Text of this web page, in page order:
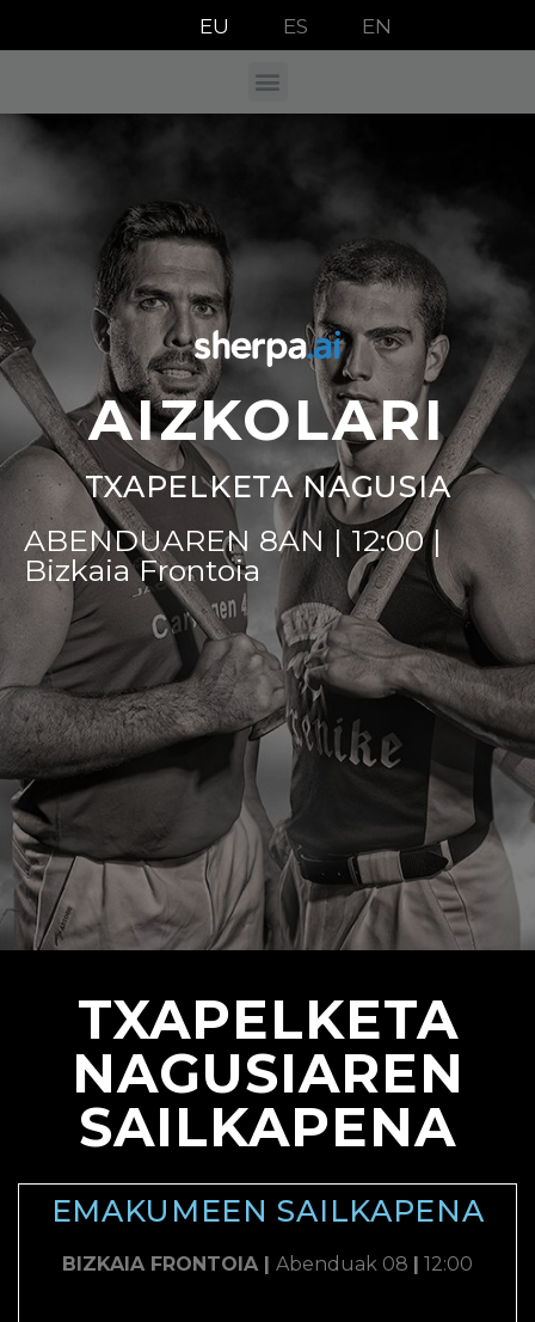
EU ES EN
AIZKOLARI
TXAPELKETA NAGUSIA
ABENDUAREN 8AN | 12:00 |
Bizkaia Frontoia
TXAPELKETA
NAGUSIAREN
SAILKAPENA
EMAKUMEEN SAILKAPENA
BIZKAIA FRONTOIA | Abenduak 08 | 12:00